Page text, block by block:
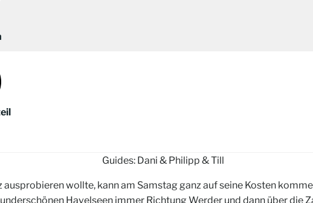
Guides: Dani & Philipp & Till
wollte, kann am Samstag ganz auf seine Kosten
Havelseen immer Richtung Werder und dann über die